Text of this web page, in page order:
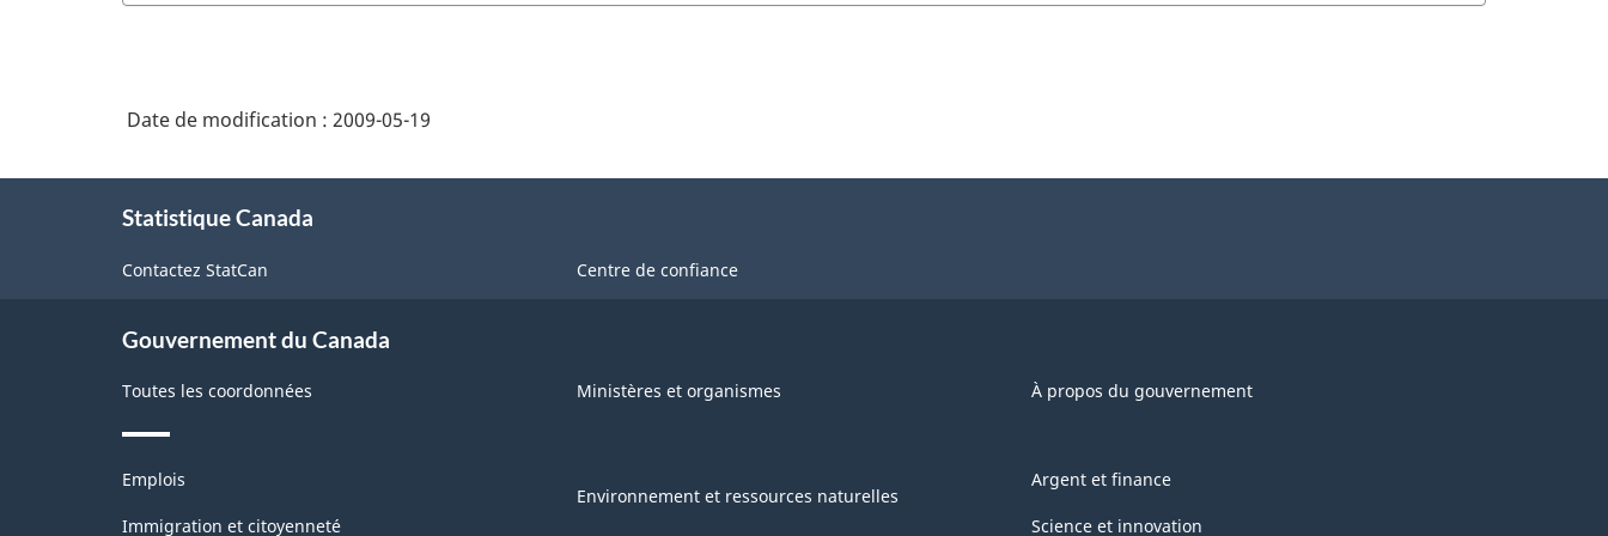
Date de modification : 2009-05-19
Statistique Canada
Contactez StatCan Centre de confiance
Gouvernement du Canada
Toutes les coordonnées Ministères et organismes À propos du gouvernement
Thèmes
sujets
Emplois
Immigration et citoyenneté
Environnement et ressources naturelles
Argent et finance
Science et innovation